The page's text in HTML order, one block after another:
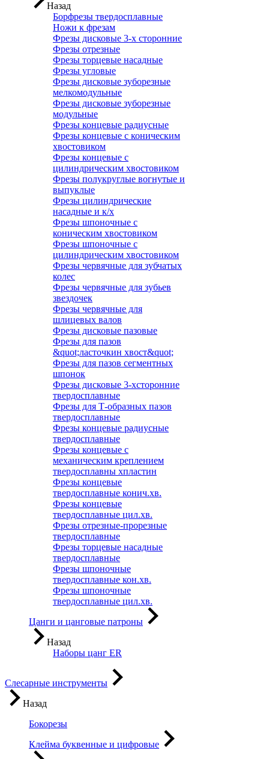
Назад
Борфрезы твердосплавные
Ножи к фрезам
Фрезы дисковые 3-х сторонние
Фрезы отрезные
Фрезы торцевые насадные
Фрезы угловые
Фрезы дисковые зуборезные
мелкомодульные
Фрезы дисковые зуборезные
модульные
Фрезы концевые радиусные
Фрезы концевые с коническим
хвостовиком
Фрезы концевые с
цилиндрическим хвостовиком
Фрезы полукруглые вогнутые и
выпуклые
Фрезы цилиндрические
насадные и к/х
Фрезы шпоночные с
коническим хвостовиком
Фрезы шпоночные с
цилиндрическим хвостовиком
Фрезы червячные для зубчатых
колес
Фрезы червячные для зубьев
звездочек
Фрезы червячные для
шлицевых валов
Фрезы дисковые пазовые
Фрезы для пазов
&quot;ласточкин хвост&quot;
Фрезы для пазов сегментных
шпонок
Фрезы дисковые 3-хсторонние
твердосплавные
Фрезы для Т-образных пазов
твердосплавные
Фрезы концевые радиусные
твердосплавные
Фрезы концевые с
механическим креплением
твердосплавны хпластин
Фрезы концевые
твердосплавные конич.хв.
Фрезы концевые
твердосплавные цил.хв.
Фрезы отрезные-прорезные
твердосплавные
Фрезы торцевые насадные
твердосплавные
Фрезы шпоночные
твердосплавные кон.хв.
Фрезы шпоночные
твердосплавные цил.хв.
Цанги и цанговые патроны
Назад
Наборы цанг ER
Слесарные инструменты
Назад
Бокорезы
Клейма буквенные и цифровые